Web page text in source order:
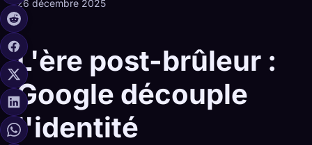
26 décembre 2025
L'ère post-brûleur :
Google découple
l'identité